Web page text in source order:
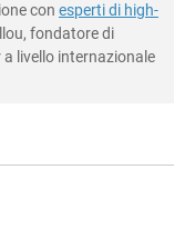
con esperti di high-
fondatore di
a livello internazionale